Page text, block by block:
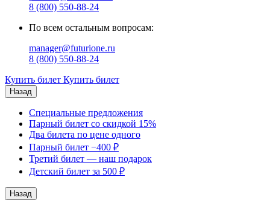
8 (800) 550-88-24
По всем остальным вопросам:
manager@futurione.ru
8 (800) 550-88-24
Купить билет Купить билет
Назад
Специальные предложения
Парный билет со скидкой 15%
Два билета по цене одного
Парный билет −400 ₽
Третий билет — наш подарок
Детский билет за 500 ₽
Назад